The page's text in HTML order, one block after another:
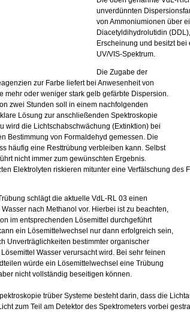
unverdünnten
von Ammoniumionen über
Diacetyldihydrolutidin
Erscheinung und besitzt
UV/VIS-Spektrum.
Die Zugabe der
zur Farbe liefert bei Anwesenheit von
mehr oder weniger stark gelb gefärbte Dispersion.
zwei Stunden soll in einem nachfolgenden
Lösung zur anschließenden Spektroskopie
wird die Lichtschabschwächung (Extinktion) bei
Bestimmung von Formaldehyd gemessen. Die
häufig eine Resttrübung verbleiben kann. Selbst
nicht immer zum gewünschten Ergebnis.
Elektrolyten riskieren mitunter eine Verfälschung
schlägt die aktuelle VdL-RL 03 einen
nach Methanol vor. Hierbei ist zu beachten,
im entsprechenden Lösemittel durchgeführt
ein Lösemittelwechsel nur dann erfolgreich sein,
Unverträglichkeiten bestimmter organischer
Wasser verursacht wird. Bei sehr feinen
würde ein Lösemittelwechsel eine Trübung
nicht vollständig beseitigen können.
trüber Systeme besteht darin, dass die
zum Teil am Detektor des Spektrometers vorbei